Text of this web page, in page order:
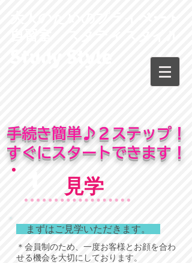
手続き簡単♪２ステップ！
すぐにスタートできます！
見学
まずはご見学いただきます。
＊会員制のため、一度お客様とお顔を合わ
せる機会を大切にしております。